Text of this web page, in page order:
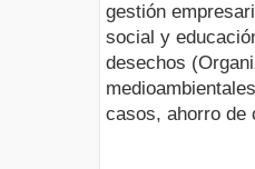
gestión
social y
desechos
casos, ahorro de